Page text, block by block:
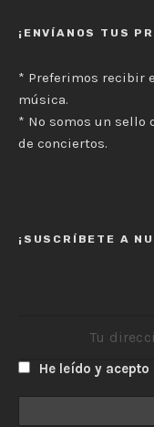
¡ENVÍANOS TUS
* Preferimos recibir
música.
* No somos un sello
de conciertos.
¡SUSCRÍBETE A
He leído y